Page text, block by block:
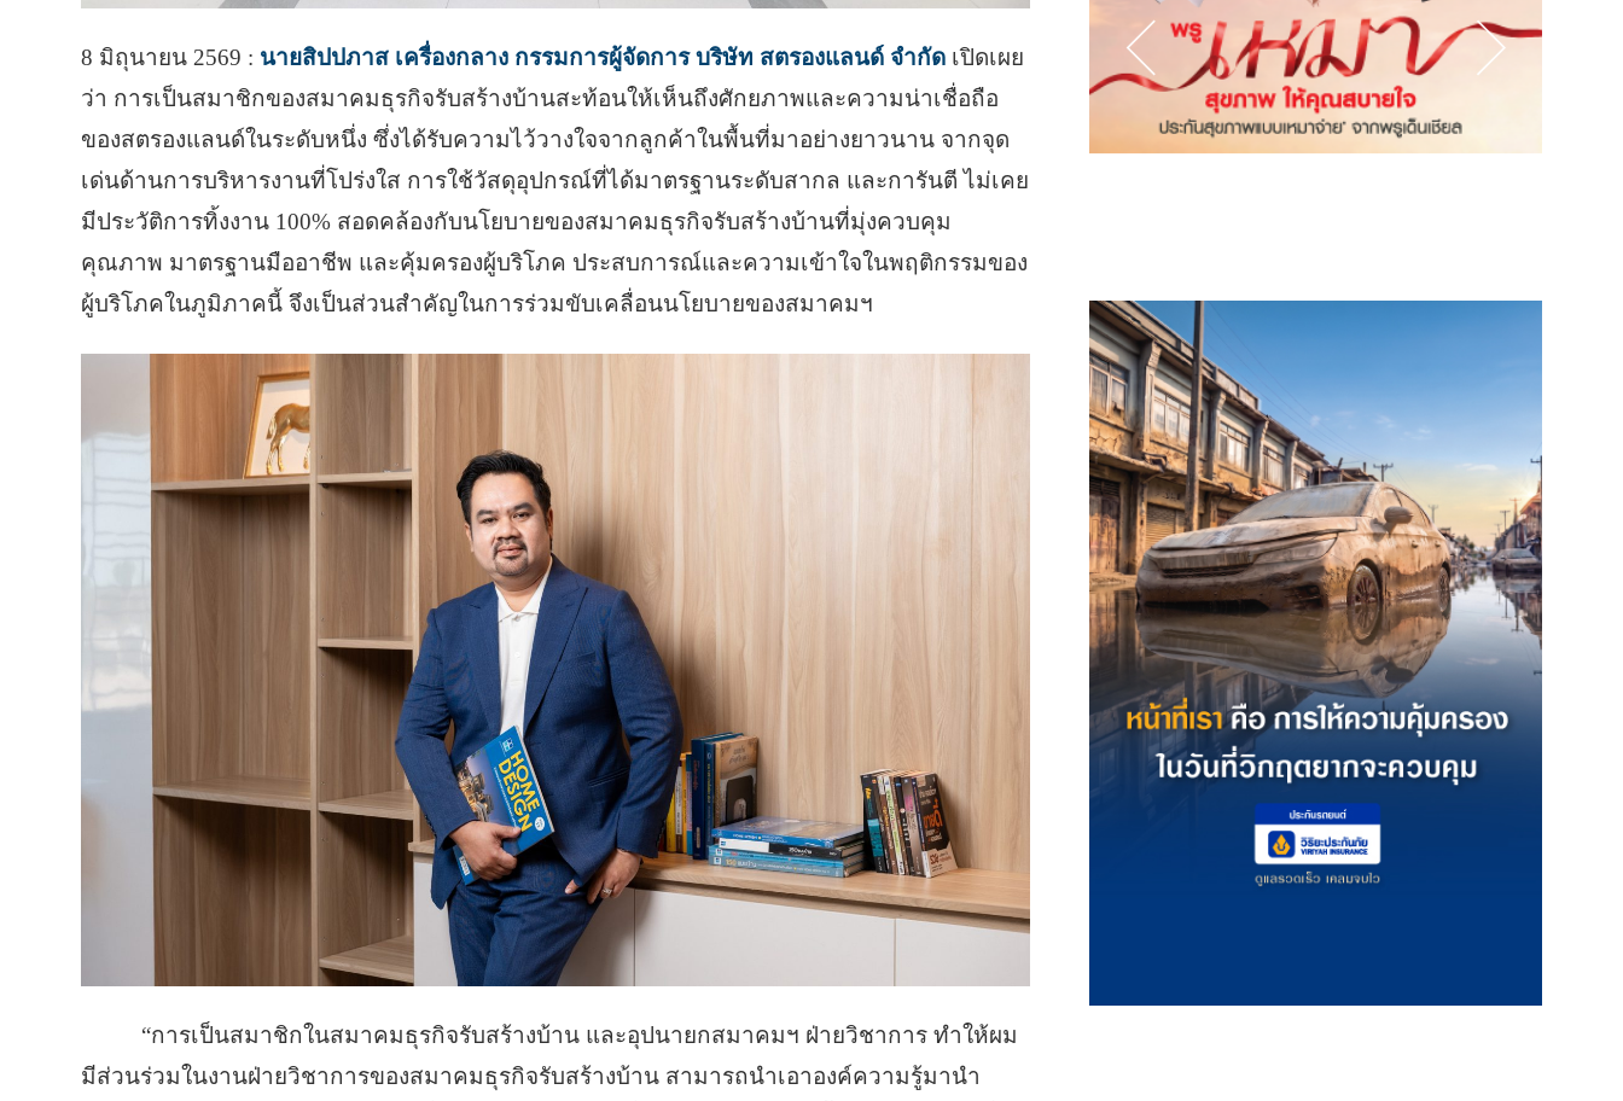
8 มิถุนายน 2569 : นายสิปปภาส เครื่องกลาง กรรมการผู้จัดการ บริษัท สตรองแลนด์ จำกัด เปิดเผย
ว่า การเป็นสมาชิกของสมาคมธุรกิจรับสร้างบ้านสะท้อนให้เห็นถึงศักยภาพและความน่าเชื่อถือ
ของสตรองแลนด์ในระดับหนึ่ง ซึ่งได้รับความไว้วางใจจากลูกค้าในพื้นที่มาอย่างยาวนาน จากจุด
เด่นด้านการบริหารงานที่โปร่งใส การใช้วัสดุอุปกรณ์ที่ได้มาตรฐานระดับสากล และการันตี ไม่เคย
มีประวัติการทิ้งงาน 100% สอดคล้องกับนโยบายของสมาคมธุรกิจรับสร้างบ้านที่มุ่งควบคุม
คุณภาพ มาตรฐานมืออาชีพ และคุ้มครองผู้บริโภค ประสบการณ์และความเข้าใจในพฤติกรรมของ
ผู้บริโภคในภูมิภาคนี้ จึงเป็นส่วนสำคัญในการร่วมขับเคลื่อนนโยบายของสมาคมฯ
“การเป็นสมาชิกในสมาคมธุรกิจรับสร้างบ้าน และอุปนายกสมาคมฯ ฝ่ายวิชาการ ทำให้ผม
มีส่วนร่วมในงานฝ่ายวิชาการของสมาคมธุรกิจรับสร้างบ้าน สามารถนำเอาองค์ความรู้มานำ